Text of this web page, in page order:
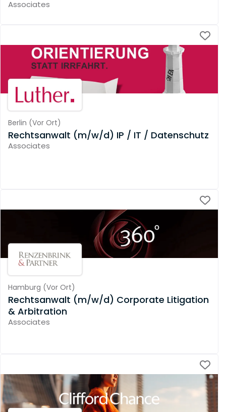
Berufserfahrung)
Associates
Berlin (Vor Ort)
Rechtsanwalt (m/w/d) IP / IT / Datenschutz
Associates
Hamburg (Vor Ort)
Rechtsanwalt (m/w/d) Corporate Litigation
& Arbitration
Associates